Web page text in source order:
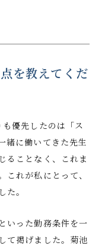
を教えてくだ
優先したのは「ス
緒に働いてきた先生
ることなく、これま
れが私にとって、
。
いった勤務条件を一
て掲げました。菊池